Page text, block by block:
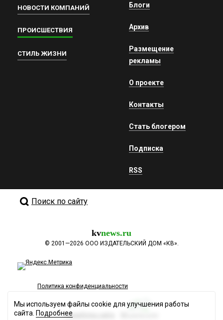
НОВОСТИ КОМПАНИЙ
ПРОИСШЕСТВИЯ
СТИЛЬ ЖИЗНИ
Блоги
Архив
Размещение
рекламы
О проекте
Контакты
Стать блогером
Подписка
RSS
Поиск по сайту
kvnews.ru
© 2001—2026 ООО ИЗДАТЕЛЬСКИЙ ДОМ «КВ».
Политика конфиденциальности
Разработка сайта
Мы используем файлы cookie для улучшения работы
сайта. Подробнее